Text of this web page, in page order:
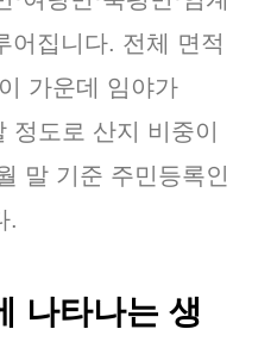
어집니다. 전체 면적
가운데 임야가
정도로 산지 비중이
말 기준 주민등록인
.
나타나는 생